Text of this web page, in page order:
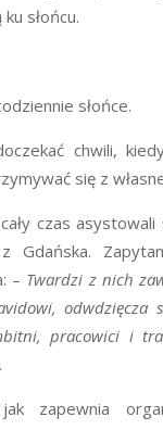
słońcu.
słońce.
chwili,
się z
czas asystowali
Gdańska.
– Twardzi z nich
odwdzięcza
pracowici i
zapewnia